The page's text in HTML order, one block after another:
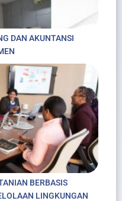
DAN AKUNTANSI
BERBASIS
LINGKUNGAN